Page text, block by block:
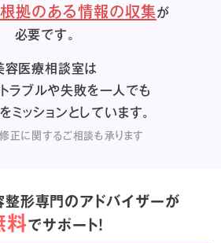
拠のある情報の収集が
必要です。
容医療相談室は
ラブルや失敗を一人でも
ミッションとしています。
正に関するご相談も承ります
整形専門のアドバイザーが
料でサポート！